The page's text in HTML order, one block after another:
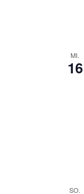
MI.
16
SO.